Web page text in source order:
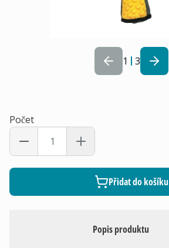
1 3
Popis produktu
Počet
Přidat do košíku